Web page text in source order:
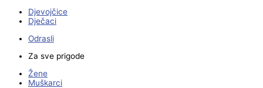
Djevojčice
Dječaci
Odrasli
Za sve prigode
Žene
Muškarci